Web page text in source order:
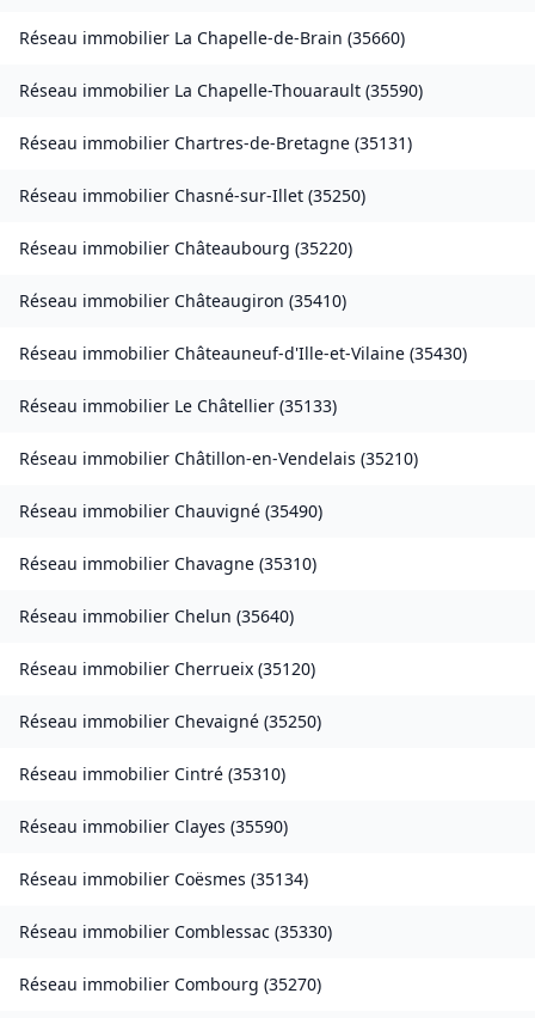
Réseau immobilier La Chapelle-de-Brain (35660)
Réseau immobilier La Chapelle-Thouarault (35590)
Réseau immobilier Chartres-de-Bretagne (35131)
Réseau immobilier Chasné-sur-Illet (35250)
Réseau immobilier Châteaubourg (35220)
Réseau immobilier Châteaugiron (35410)
Réseau immobilier Châteauneuf-d'Ille-et-Vilaine (35430)
Réseau immobilier Le Châtellier (35133)
Réseau immobilier Châtillon-en-Vendelais (35210)
Réseau immobilier Chauvigné (35490)
Réseau immobilier Chavagne (35310)
Réseau immobilier Chelun (35640)
Réseau immobilier Cherrueix (35120)
Réseau immobilier Chevaigné (35250)
Réseau immobilier Cintré (35310)
Réseau immobilier Clayes (35590)
Réseau immobilier Coësmes (35134)
Réseau immobilier Comblessac (35330)
Réseau immobilier Combourg (35270)